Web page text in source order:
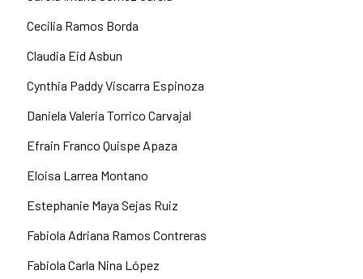
Cecilia Ramos Borda
Claudia Eid Asbun
Cynthia Paddy Viscarra Espinoza
Daniela Valeria Torrico Carvajal
Efrain Franco Quispe Apaza
Eloisa Larrea Montano
Estephanie Maya Sejas Ruiz
Fabiola Adriana Ramos Contreras
Fabiola Carla Nina López